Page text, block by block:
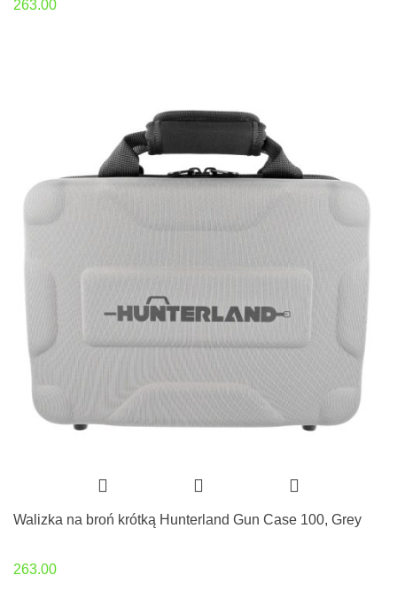
263.00
Walizka na broń krótką Hunterland Gun Case 100, Grey
263.00